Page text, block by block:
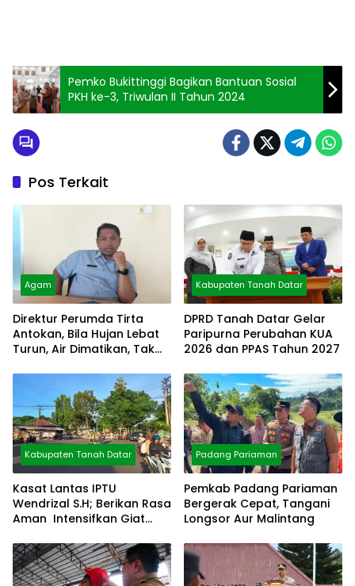
Pemko Bukittinggi Bagikan Bantuan Sosial
PKH ke-3, Triwulan II Tahun 2024
Pos Terkait
Agam
Direktur Perumda Tirta
Antokan, Bila Hujan Lebat
Turun, Air Dimatikan, Tak
Kabupaten Tanah Datar
DPRD Tanah Datar Gelar
Paripurna Perubahan KUA
2026 dan PPAS Tahun 2027
Kabupaten Tanah Datar
Kasat Lantas IPTU
Wendrizal S.H; Berikan Rasa
Aman Intensifkan Giat
Padang Pariaman
Pemkab Padang Pariaman
Bergerak Cepat, Tangani
Longsor Aur Malintang